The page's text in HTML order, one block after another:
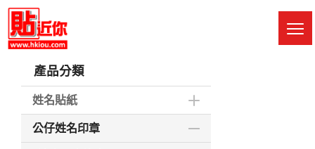
Skip
main
產品分類
姓名貼紙
公仔姓名印章